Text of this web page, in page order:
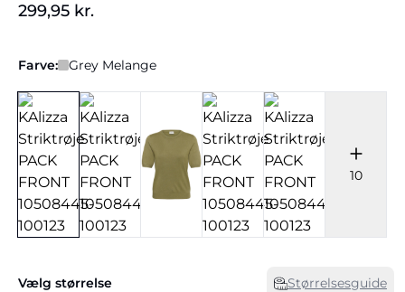
299,95 kr.
Farve: Grey Melange
10
Vælg størrelse Størrelsesguide